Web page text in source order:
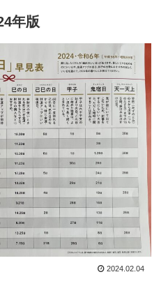
年版
2024.02.04